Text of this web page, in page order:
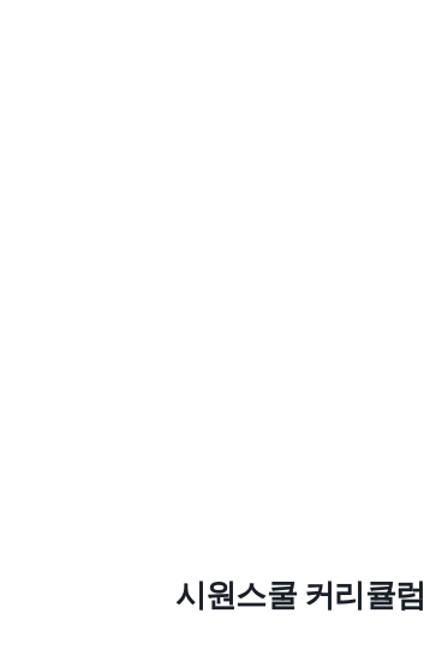
시원스쿨 커리큘럼